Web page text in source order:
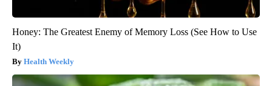
Honey: The Greatest Enemy of Memory Loss (See How to Use
It)
Health Weekly